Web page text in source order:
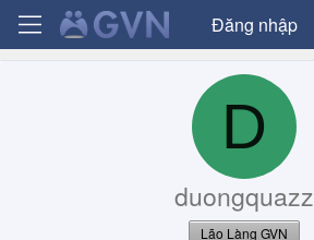
Đăng nhập
D
duongquazz
Lão Làng GVN